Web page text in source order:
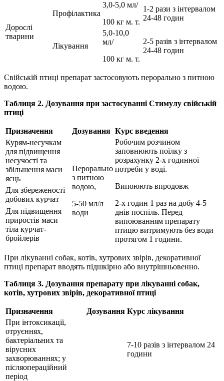
Дорослі
тварини
Профілактика
3,0-5,0 мл/
100 кг м. т.
1-2 рази з інтервалом
24-48 годин
Лікування
5,0-10,0
мл/
100 кг м. т.
2-5 разів з інтервалом
24-48 годин
Свійській птиці препарат застосовують перорально з питною
водою.
Таблиця 2. Дозування при застосуванні Стимулу свійській
птиці
Призначення Дозування Курс введення
Курям-несучкам
для підвищення
несучості та
збільшення маси
яєць
Перорально
з питною
водою,
5-50 мл/л
води
Робочим розчином
заповнюють поїлку з
розрахунку 2-х годинної
потреби у воді.
Випоюють впродовж
2-х годин 1 раз на добу 4-5
днів поспіль. Перед
випоюванням препарату
птицю витримують без води
протягом 1 години.
Для збереженості
добових курчат
Для підвищення
приростів маси
тіла курчат-
бройлерів
При лікуванні собак, котів, хутрових звірів, декоративної
птиці препарат вводять підшкірно або внутрiшньовенно.
Таблиця 3. Дозування препарату при лікуванні собак,
котів, хутрових звірів, декоративної птиці
Призначення Дозування Курс лікування
При інтоксикації,
отруєннях,
бактеріальних та
вірусних
захворюваннях; у
пiсляоперацiйний
період
7-10 разів з інтервалом 24
години